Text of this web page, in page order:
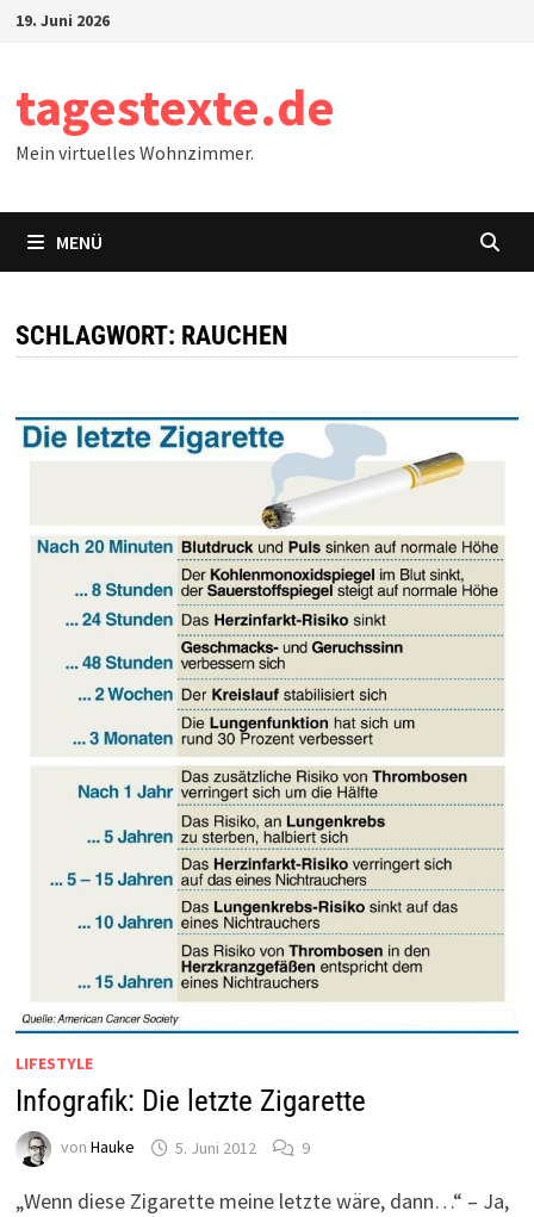
Zum19. Juni 2026
tagestexte.de
Mein virtuelles Wohnzimmer.
MENÜ
SCHLAGWORT: RAUCHEN
LIFESTYLE
Infografik: Die letzte Zigarette
von Hauke 5. Juni 2012 9
„Wenn diese Zigarette meine letzte wäre, dann…“ – Ja,